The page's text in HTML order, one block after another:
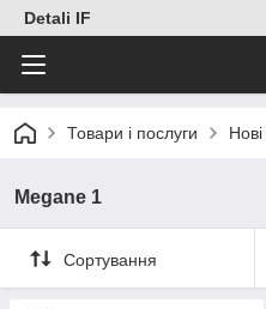
Detali IF
Товари і послуги
Megane 1
Сортування